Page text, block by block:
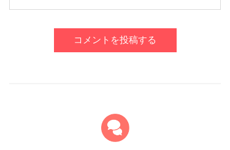
コメントを投稿する